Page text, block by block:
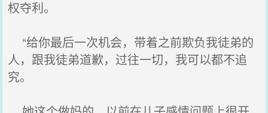
权夺利。
“给你最后一次机会，带着之前欺负我徒弟的
人，跟我徒弟道歉，过往一切，我可以都不追
究。